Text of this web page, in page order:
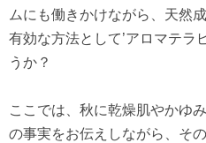
ムにも働きかけながら、天然
有効な方法として’アロマテラ
うか？
ここでは、秋に乾燥肌やかゆ
の事実をお伝えしながら、そ